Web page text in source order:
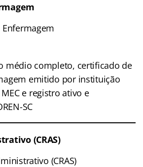
médio completo, certificado de
emitido por instituição
e registro ativo e
SC
(CRAS)
(CRAS)